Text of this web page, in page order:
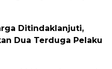
Ditindaklanjuti,
Dua Terduga Pelaku